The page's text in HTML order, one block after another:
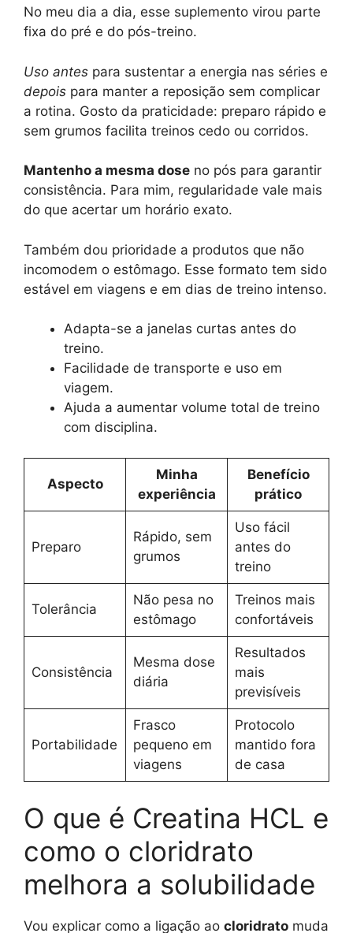
No meu dia a dia, esse suplemento virou parte
fixa do pré e do pós-treino.
Uso antes para sustentar a energia nas séries e
depois para manter a reposição sem complicar
a rotina. Gosto da praticidade: preparo rápido e
sem grumos facilita treinos cedo ou corridos.
Mantenho a mesma dose no pós para garantir
consistência. Para mim, regularidade vale mais
do que acertar um horário exato.
Também dou prioridade a produtos que não
incomodem o estômago. Esse formato tem sido
estável em viagens e em dias de treino intenso.
Adapta-se a janelas curtas antes do
treino.
Facilidade de transporte e uso em
viagem.
Ajuda a aumentar volume total de treino
com disciplina.
Aspecto
Minha
experiência
Benefício
prático
Preparo
Rápido, sem
grumos
Uso fácil
antes do
treino
Tolerância
Não pesa no
estômago
Treinos mais
confortáveis
Consistência
Mesma dose
diária
Resultados
mais
previsíveis
Portabilidade
Frasco
pequeno em
viagens
Protocolo
mantido fora
de casa
O que é Creatina HCL e
como o cloridrato
melhora a solubilidade
Vou explicar como a ligação ao cloridrato muda